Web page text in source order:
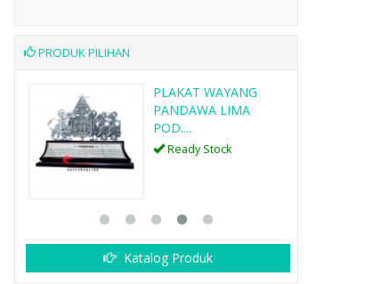
PRODUK PILIHAN
PLAKAT WAYANG
PANDAWA LIMA
POD....
Ready Stock
Katalog Produk